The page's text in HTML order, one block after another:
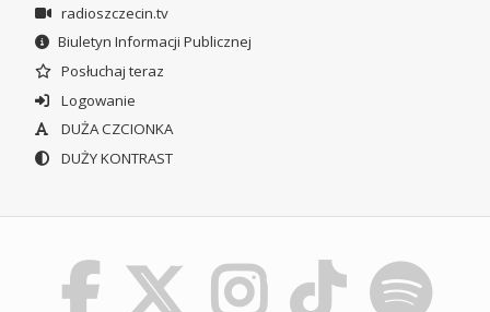
radioszczecin.tv
Biuletyn Informacji Publicznej
Posłuchaj teraz
Logowanie
DUŻA CZCIONKA
DUŻY KONTRAST